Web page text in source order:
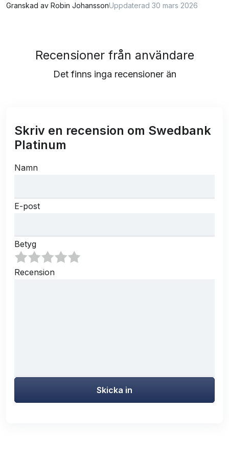
Granskad av Robin JohanssonUppdaterad 30 mars 2026
Recensioner från användare
Det finns inga recensioner än
Skriv en recension om Swedbank
Platinum
Namn
E-post
Betyg
Recension
Skicka in